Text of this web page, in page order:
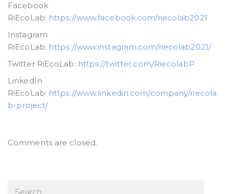
Facebook
RiEcoLab: https://www.facebook.com/riecolab2021
Instagram
RiEcoLab: https://www.instagram.com/riecolab2021/
Twitter RiEcoLab: https://twitter.com/RiecolabP
LinkedIn
RiEcoLab: https://www.linkedin.com/company/riecola
b-project/
Comments are closed.